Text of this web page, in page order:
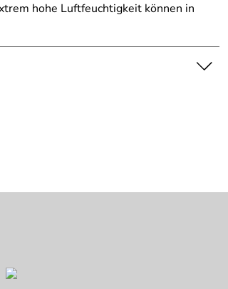
hohe Luftfeuchtigkeit können in